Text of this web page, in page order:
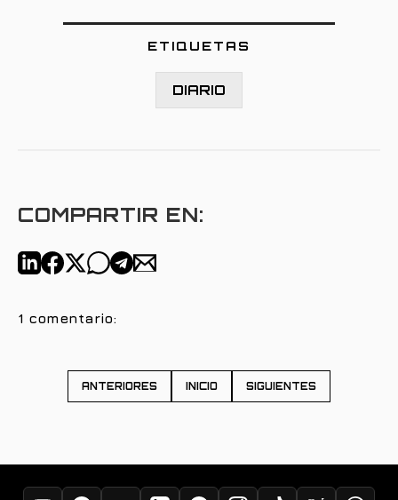
ETIQUETAS
DIARIO
COMPARTIR EN:
1 comentario:
ANTERIORES INICIO SIGUIENTES